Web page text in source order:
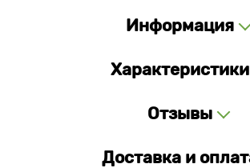
Информация
Характеристики
Отзывы
Доставка и